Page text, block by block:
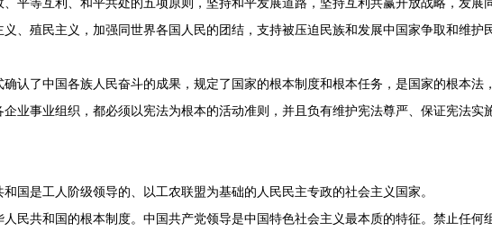
平等互利、和平共处的五项原则，坚持和平发展道路，坚持互利共赢开放战略，发
、殖民主义，加强同世界各国人民的团结，支持被压迫民族和发展中国家争取和维
了中国各族人民奋斗的成果，规定了国家的根本制度和根本任务，是国家的根本法
业事业组织，都必须以宪法为根本的活动准则，并且负有维护宪法尊严、保证宪法实
是工人阶级领导的、以工农联盟为基础的人民民主专政的社会主义国家。
共和国的根本制度。中国共产党领导是中国特色社会主义最本质的特征。禁止任何